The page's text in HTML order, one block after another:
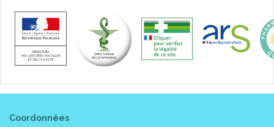
Coordonnées